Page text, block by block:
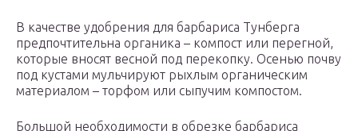
В качестве удобрения для барбариса Тунберга
предпочтительна органика – компост или перегной,
которые вносят весной под перекопку. Осенью почву
под кустами мульчируют рыхлым органическим
материалом – торфом или сыпучим компостом.
Большой необходимости в обрезке барбариса